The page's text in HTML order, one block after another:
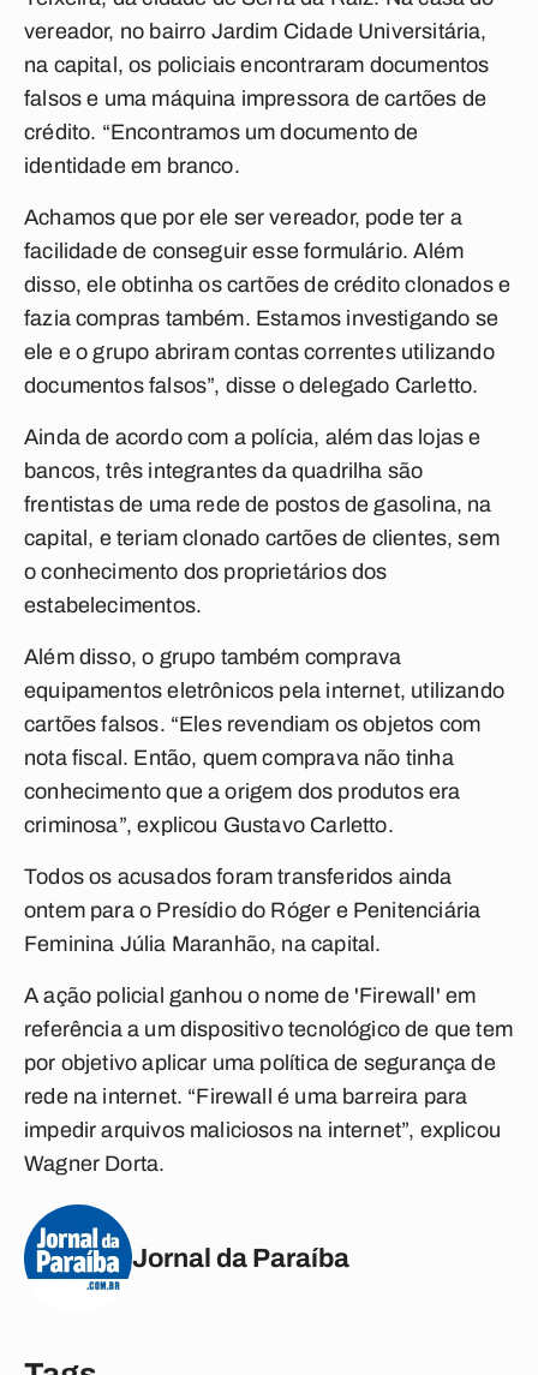
vereador, no bairro Jardim Cidade Universitária,
na capital, os policiais encontraram documentos
falsos e uma máquina impressora de cartões de
crédito. “Encontramos um documento de
identidade em branco.
Achamos que por ele ser vereador, pode ter a
facilidade de conseguir esse formulário. Além
disso, ele obtinha os cartões de crédito clonados e
fazia compras também. Estamos investigando se
ele e o grupo abriram contas correntes utilizando
documentos falsos”, disse o delegado Carletto.
Ainda de acordo com a polícia, além das lojas e
bancos, três integrantes da quadrilha são
frentistas de uma rede de postos de gasolina, na
capital, e teriam clonado cartões de clientes, sem
o conhecimento dos proprietários dos
estabelecimentos.
Além disso, o grupo também comprava
equipamentos eletrônicos pela internet, utilizando
cartões falsos. “Eles revendiam os objetos com
nota fiscal. Então, quem comprava não tinha
conhecimento que a origem dos produtos era
criminosa”, explicou Gustavo Carletto.
Todos os acusados foram transferidos ainda
ontem para o Presídio do Róger e Penitenciária
Feminina Júlia Maranhão, na capital.
A ação policial ganhou o nome de 'Firewall' em
referência a um dispositivo tecnológico de que tem
por objetivo aplicar uma política de segurança de
rede na internet. “Firewall é uma barreira para
impedir arquivos maliciosos na internet”, explicou
Wagner Dorta.
Jornal da Paraíba